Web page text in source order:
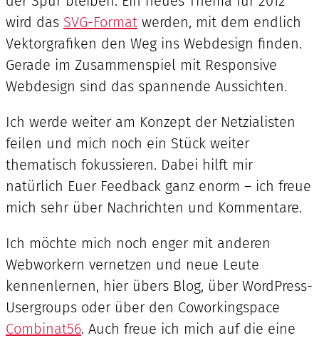
wird das SVG-Format werden, mit dem endlich
Vektorgrafiken den Weg ins Webdesign finden.
Gerade im Zusammenspiel mit Responsive
Webdesign sind das spannende Aussichten.
Ich werde weiter am Konzept der Netzialisten
feilen und mich noch ein Stück weiter
thematisch fokussieren. Dabei hilft mir
natürlich Euer Feedback ganz enorm – ich freue
mich sehr über Nachrichten und Kommentare.
Ich möchte mich noch enger mit anderen
Webworkern vernetzen und neue Leute
kennenlernen, hier übers Blog, über WordPress-
Usergroups oder über den Coworkingspace
Combinat56. Auch freue ich mich auf die eine